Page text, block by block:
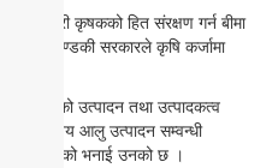
गरी कृषकको हित संरक्षण गर्न बीमा
लागि गण्डकी सरकारले कृषि कर्जामा
बालीहरुको उत्पादन तथा उत्पादकत्व
आलु उत्पादन सम्वन्धी
जोड दिएको भनाई उनको छ ।